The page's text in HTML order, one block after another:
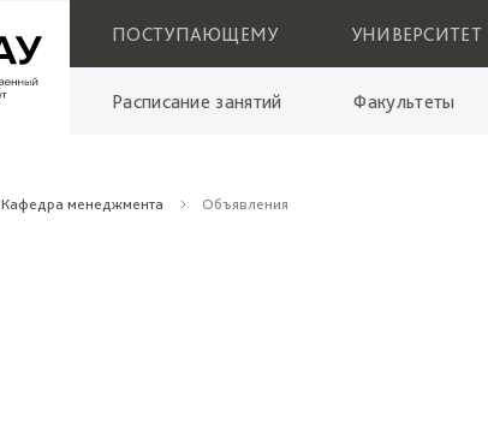
ПОСТУПАЮЩЕМУ УНИВЕРСИТЕТ
Расписание занятий Факультеты
Кафедра менеджмента Объявления